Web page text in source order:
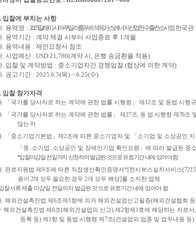
입찰에 부치는 사항
. 용역명 : 2025말레이시아 쿠알라룸푸르 석유가스에너지산업전 수출컨소시엄 한국관
. 용역기간 : 계약 체결 시부터 사업종료 후 1개월
. 용역내용 : 제안요청서 참조
. 사업예산 : USD 21,780(계약 시 , 은행 송금환율 적용)
. 입찰 및 계약방법 : 중소기업자간 경쟁입찰 (협상에 의한 계약)
. 공고기간 : 2025.6.5(목) ~ 6.25(수)
입찰 참가자격
. 「 국가를 당사자로 하는 계약에 관한 법률 시행령 」 제 12조 및 동법 시행
. 「 국가를 당사자로 하는 계약에 관한 법률 」 제 27조, 동 법 시행령 제 76조
않는 자
. 「 중소기업기본법 」 제 2조에 따른 중소기업자 및 「 소기업 및 소상공인
「 중 ․ 소기업 ․ 소상공인 및 장애인기업 확인요령 」 에 따라 발급된 중
*입찰마감일 전일까지 신청하여 발급된 것으로 유효기간 내에 있어야 함
. 판로지원법 제 9조에 따른 직접생산확인증명서*[전시부스설치서비스(7215
용이 2개 모두 필요한 경우2개 모두 해당] 를 소지한 업체
찰서류 제출 마감일 전일까지 발급된 것으로 유효기간 내에 있어야 함
. 해외건설촉진법 제 6조제 1항에 의거 해외건설업신고필증(해외건설협회
해외건설촉진법 제 6조(해외건설업의 신고) 제 2항제 1호에 해당하는 자로서,
등록 등) 제 1항 및 동법 시행령 제 7조(건설업의 업종 및 업무내용 등)